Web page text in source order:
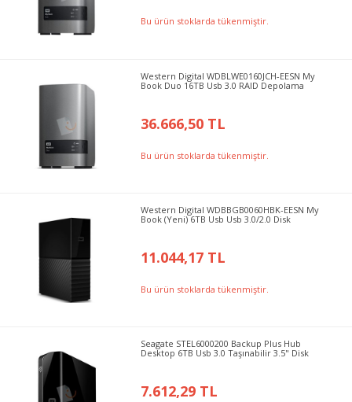
Bu ürün stoklarda tükenmiştir.
Western Digital WDBLWE0160JCH-EESN My
Book Duo 16TB Usb 3.0 RAID Depolama
36.666,50 TL
Bu ürün stoklarda tükenmiştir.
Western Digital WDBBGB0060HBK-EESN My
Book (Yeni) 6TB Usb Usb 3.0/2.0 Disk
11.044,17 TL
Bu ürün stoklarda tükenmiştir.
Seagate STEL6000200 Backup Plus Hub
Desktop 6TB Usb 3.0 Taşınabilir 3.5" Disk
7.612,29 TL